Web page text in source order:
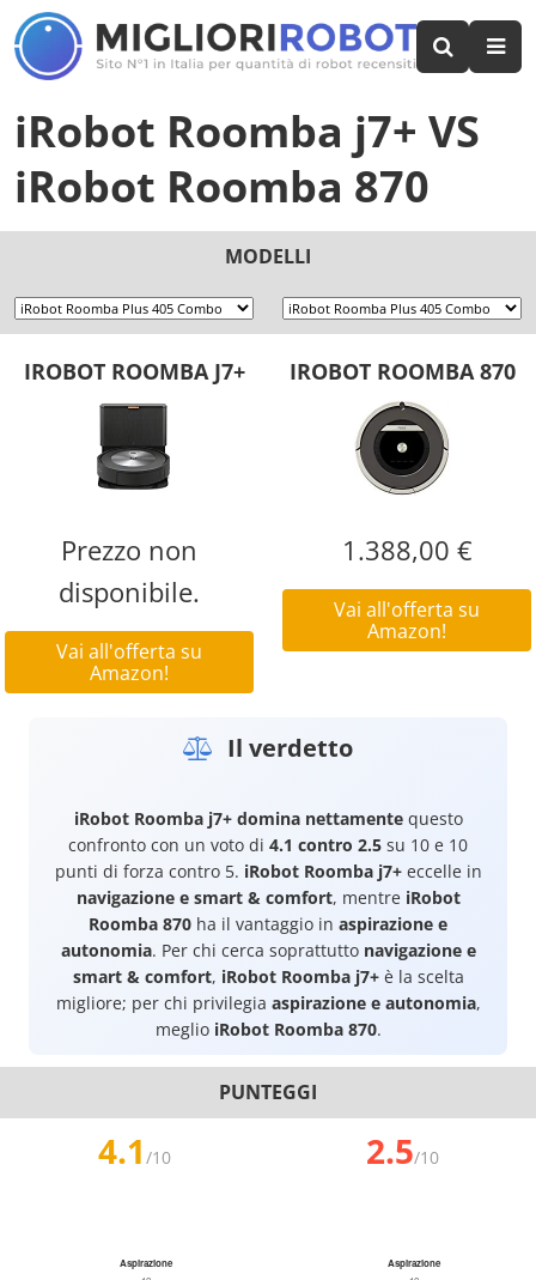
iRobot Roomba j7+ VS
iRobot Roomba 870
MODELLI
IROBOT ROOMBA J7+ IROBOT ROOMBA 870
Prezzo non
disponibile.
Vai all'offerta su
Amazon!
1.388,00 €
Vai all'offerta su
Amazon!
Il verdetto
iRobot Roomba j7+ domina nettamentequesto
confronto con un voto di 4.1 contro 2.5 su 10 e 10
punti di forza contro 5. iRobot Roomba j7+eccelle in
navigazione e smart & comfort, mentre iRobot
Roomba 870 ha il vantaggio in aspirazione e
autonomia. Per chi cerca soprattutto navigazione e
smart & comfort, iRobot Roomba j7+è la scelta
migliore; per chi privilegia aspirazione e autonomia,
meglio iRobot Roomba 870.
PUNTEGGI
4.1 /10 2.5/10